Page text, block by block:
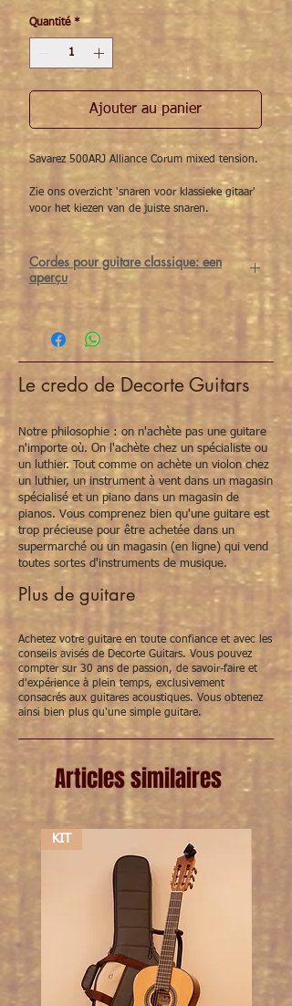
Quantité *
Ajouter au panier
Savarez 500ARJ Alliance Corum mixed tension.
Zie ons overzicht 'snaren voor klassieke gitaar'
voor het kiezen van de juiste snaren.
Cordes pour guitare classique: een
aperçu
De juiste snaren maken een wereld van
verschil voor klassieke gitaristen. Bij het
kiezen van snaren spelen materiaal en
spanning een belangrijke rol.
melodiesnaren
(G-b-e’) heb je
keuze uit nylon (New Cristal) ofcarbon
(Alliance) snaren. Wat de
bassnaren
(E-A-
D) betreft heb je keuze uitHT Classic,
Corum, Cantiga enCantiga premium
snaren.
Tot slot heb je per set snaren keuze uit3
soorten spanningen :normal tension, hard
tensionofmixed tension.
1. Eerste keuze: welke melodiesnaren (G-b-
e’) wil je gebruiken?
Alliance (carbon):geeft een heldere,
briljante toon met meer projectie en
temperament
New Cristal (nylon):
warmer, ronder
geluid met een klassieke, zachte toon
2. Tweede keuze: welk type bas-snaren (E-
A-D) wil je gebruiken?
HT Classic bassen:warme, donkere en
klassieke klank
krachtige, heldere en
levendige klank
Cantiga bassen:
rijke, stevige klank, iets
warmer dan Corum
Cantiga Premium bassen:
subtieler en
meer gedefinieerd dan gewone Cantiga
bassen
3. Spanning: normal tension, high tension of
gebalanceerde klank,
volume en speelcomfort
krachtige klank met meer
volume en dynamiek, speelt iets
zwaarder voor de melodiesnaren.
Mixed tension:een combinatie van
normal tension in de melodiesnaren en
hard tension in de bassnaren.
Le credo de Decorte Guitars
Notre philosophie : on n'achète pas une guitare
n'importe où. On l'achète chez un spécialiste ou
un luthier. Tout comme on achète un violon chez
un luthier, un instrument à vent dans un magasin
spécialisé et un piano dans un magasin de
pianos. Vous comprenez bien qu'une guitare est
trop précieuse pour être achetée dans un
supermarché ou un magasin (en ligne) qui vend
toutes sortes d'instruments de musique.
Plus de guitare
Achetez votre guitare en toute confiance et avec les
conseils avisés de Decorte Guitars. Vous pouvez
compter sur 30 ans de passion, de savoir-faire et
d'expérience à plein temps, exclusivement
consacrés aux guitares acoustiques. Vous obtenez
ainsi bien plus qu'une simple guitare.
Articles similaires
KIT